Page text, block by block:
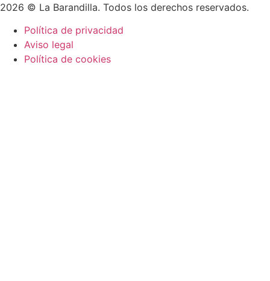
2026 © La Barandilla. Todos los derechos reservados.
Política de privacidad
Aviso legal
Política de cookies